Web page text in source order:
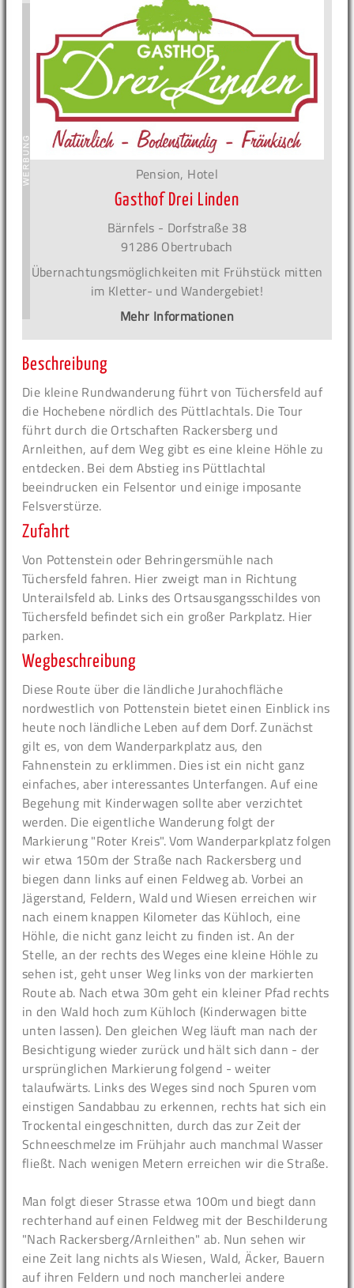
Pension, Hotel
Gasthof Drei Linden
Bärnfels - Dorfstraße 38
91286 Obertrubach
Übernachtungsmöglichkeiten mit Frühstück mitten
im Kletter- und Wandergebiet!
Mehr Informationen
Beschreibung
Die kleine Rundwanderung führt von Tüchersfeld auf
die Hochebene nördlich des Püttlachtals. Die Tour
führt durch die Ortschaften Rackersberg und
Arnleithen, auf dem Weg gibt es eine kleine Höhle zu
entdecken. Bei dem Abstieg ins Püttlachtal
beeindrucken ein Felsentor und einige imposante
Felsverstürze.
Zufahrt
Von Pottenstein oder Behringersmühle nach
Tüchersfeld fahren. Hier zweigt man in Richtung
Unterailsfeld ab. Links des Ortsausgangsschildes von
Tüchersfeld befindet sich ein großer Parkplatz. Hier
parken.
Wegbeschreibung
Diese Route über die ländliche Jurahochfläche
nordwestlich von Pottenstein bietet einen Einblick ins
heute noch ländliche Leben auf dem Dorf. Zunächst
gilt es, von dem Wanderparkplatz aus, den
Fahnenstein zu erklimmen. Dies ist ein nicht ganz
einfaches, aber interessantes Unterfangen. Auf eine
Begehung mit Kinderwagen sollte aber verzichtet
werden. Die eigentliche Wanderung folgt der
Markierung "Roter Kreis". Vom Wanderparkplatz folgen
wir etwa 150m der Straße nach Rackersberg und
biegen dann links auf einen Feldweg ab. Vorbei an
Jägerstand, Feldern, Wald und Wiesen erreichen wir
nach einem knappen Kilometer das Kühloch, eine
Höhle, die nicht ganz leicht zu finden ist. An der
Stelle, an der rechts des Weges eine kleine Höhle zu
sehen ist, geht unser Weg links von der markierten
Route ab. Nach etwa 30m geht ein kleiner Pfad rechts
in den Wald hoch zum Kühloch (Kinderwagen bitte
unten lassen). Den gleichen Weg läuft man nach der
Besichtigung wieder zurück und hält sich dann - der
ursprünglichen Markierung folgend - weiter
talaufwärts. Links des Weges sind noch Spuren vom
einstigen Sandabbau zu erkennen, rechts hat sich ein
Trockental eingeschnitten, durch das zur Zeit der
Schneeschmelze im Frühjahr auch manchmal Wasser
fließt. Nach wenigen Metern erreichen wir die Straße.
Man folgt dieser Strasse etwa 100m und biegt dann
rechterhand auf einen Feldweg mit der Beschilderung
"Nach Rackersberg/Arnleithen" ab. Nun sehen wir
eine Zeit lang nichts als Wiesen, Wald, Äcker, Bauern
auf ihren Feldern und noch mancherlei andere